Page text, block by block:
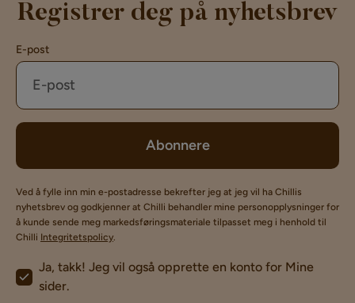
Registrer deg på nyhetsbrev
E-post
Abonnere
Ved å fylle inn min e-postadresse bekrefter jeg at jeg vil ha Chillis
nyhetsbrev og godkjenner at Chilli behandler mine personopplysninger for
å kunde sende meg markedsføringsmateriale tilpasset meg i henhold til
Chilli Integritetspolicy.
Ja, takk! Jeg vil også opprette en konto for Mine
sider.